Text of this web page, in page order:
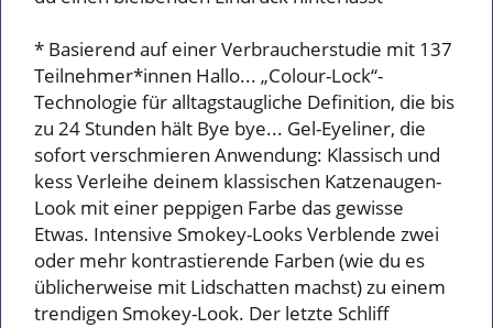
* Basierend auf einer Verbraucherstudie mit 137
Teilnehmer*innen Hallo... „Colour-Lock“-
Technologie für alltagstaugliche Definition, die bis
zu 24 Stunden hält Bye bye... Gel-Eyeliner, die
sofort verschmieren Anwendung: Klassisch und
kess Verleihe deinem klassischen Katzenaugen-
Look mit einer peppigen Farbe das gewisse
Etwas. Intensive Smokey-Looks Verblende zwei
oder mehr kontrastierende Farben (wie du es
üblicherweise mit Lidschatten machst) zu einem
trendigen Smokey-Look. Der letzte Schliff